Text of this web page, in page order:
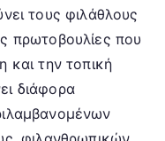
τους φιλάθλους
πρωτοβουλίες που
και την τοπική
διάφορα